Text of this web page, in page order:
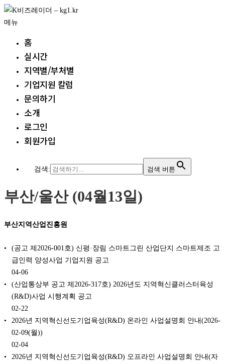
내
용
메뉴
홈
실시간
지역별/부처별
기업지원 칼럼
문의하기
소개
로그인
회원가입
검색: 검색 버튼
부산/울산 (04월13일)
부산지역산업진흥원
(공고 제2026-001호) 신평·장림 스마트그린 산업단지 스마트제조 고
급인력 양성사업 기업지원 공고
04-06
(산업통상부 공고 제2026-317호) 2026년도 지역혁신클러스터육성
(R&D)사업 시행계획 공고
02-22
2026년 지역혁신선도기업육성(R&D) 온라인 사업설명회 안내(2026-
02-09(월))
02-04
2026년 지역혁신선도기업육성(R&D) 오프라인 사업설명회 안내(자